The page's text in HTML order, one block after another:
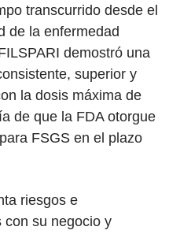
transcurrido desde el
de la enfermedad
demostró una
superior y
la dosis máxima de
de que la FDA otorgue
FSGS en el plazo
riesgos e
con su negocio y